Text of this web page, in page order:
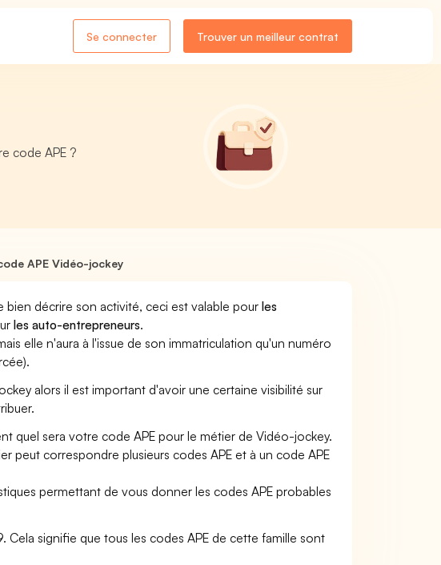
Se connecter Trouver un meilleur contrat
code APE ?
APE Vidéo-jockey
bien décrire son activité, ceci est valable pourles
les auto-entrepreneurs.
elle n'aura à l'issue de son immatriculation qu'un numéro
alors il est important d'avoir une certaine visibilité sur
quel sera votre code APE pour le métier de Vidéo-jockey.
peut correspondre plusieurs codes APE et à un code APE
permettant de vous donner les codes APE probables
signifie que tous les codes APE de cette famille sont